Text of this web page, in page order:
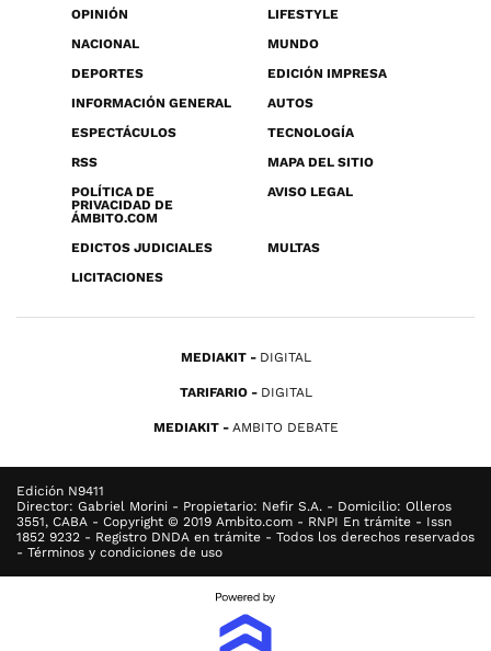
OPINIÓN
LIFESTYLE
NACIONAL
MUNDO
DEPORTES
EDICIÓN IMPRESA
INFORMACIÓN GENERAL
AUTOS
ESPECTÁCULOS
TECNOLOGÍA
RSS
MAPA DEL SITIO
POLÍTICA DE
PRIVACIDAD DE
ÁMBITO.COM
AVISO LEGAL
EDICTOS JUDICIALES
MULTAS
LICITACIONES
MEDIAKIT DIGITAL
TARIFARIO DIGITAL
MEDIAKIT AMBITO DEBATE
Edición N9411
Director: Gabriel Morini - Propietario: Nefir S.A. - Domicilio: Olleros
3551, CABA - Copyright © 2019 Ambito.com - RNPI En trámite - Issn
1852 9232 - Registro DNDA en trámite - Todos los derechos reservados
- Términos y condiciones de uso